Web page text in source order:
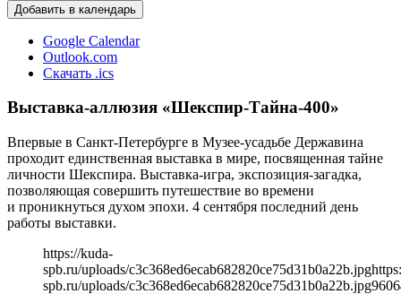
Добавить в календарь
Google Calendar
Outlook.com
Скачать .ics
Выставка-аллюзия «Шекспир-Тайна-400»
Впервые в Санкт-Петербурге в Музее-усадьбе Державина
проходит единственная выставка в мире, посвященная тайне
личности Шекспира. Выставка-игра, экспозиция-загадка,
позволяющая совершить путешествие во времени
и проникнуться духом эпохи. 4 сентября последний день
работы выставки.
https://kuda-
spb.ru/uploads/c3c368ed6ecab682820ce75d31b0a22b.jpg
spb.ru/uploads/c3c368ed6ecab682820ce75d31b0a22b.jpg960